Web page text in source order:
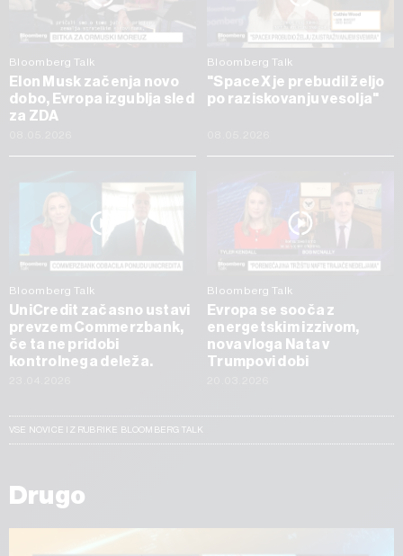
Bloomberg Talk
Elon Musk začenja novo
dobo, Evropa izgublja sled
za ZDA
Bloomberg Talk
"SpaceX je prebudil željo
po raziskovanju vesolja"
Bloomberg Talk
UniCredit začasno ustavi
prevzem Commerzbank,
če ta ne pridobi
kontrolnega deleža.
Bloomberg Talk
Evropa se sooča z
energetskim izzivom,
nova vloga Nata v
Trumpovi dobi
VSE NOVICE IZ RUBRIKE BLOOMBERG TALK
Drugo